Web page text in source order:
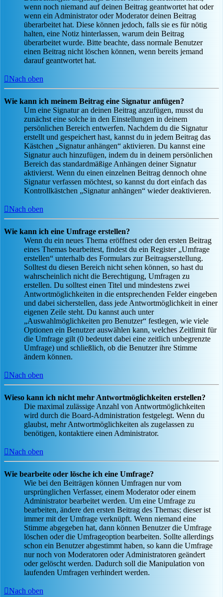
wenn noch niemand auf deinen Beitrag geantwortet hat oder
wenn ein Administrator oder Moderator deinen Beitrag
überarbeitet hat. Diese können jedoch, falls sie es für nötig
halten, eine Notiz hinterlassen, warum dein Beitrag
überarbeitet wurde. Bitte beachte, dass normale Benutzer
einen Beitrag nicht löschen können, wenn bereits jemand
darauf geantwortet hat.
Nach oben
Wie kann ich meinem Beitrag eine Signatur anfügen?
Um eine Signatur an deinen Beitrag anzufügen, musst du
zunächst eine solche in den Einstellungen in deinem
persönlichen Bereich entwerfen. Nachdem du die Signatur
erstellt und gespeichert hast, kannst du in jedem Beitrag das
Kästchen „Signatur anhängen“ aktivieren. Du kannst eine
Signatur auch hinzufügen, indem du in deinem persönlichen
Bereich das standardmäßige Anhängen deiner Signatur
aktivierst. Wenn du einen einzelnen Beitrag dennoch ohne
Signatur verfassen möchtest, so kannst du dort einfach das
Kontrollkästchen „Signatur anhängen“ wieder deaktivieren.
Nach oben
Wie kann ich eine Umfrage erstellen?
Wenn du ein neues Thema eröffnest oder den ersten Beitrag
eines Themas bearbeitest, findest du ein Register „Umfrage
erstellen“ unterhalb des Formulars zur Beitragserstellung.
Solltest du diesen Bereich nicht sehen können, so hast du
wahrscheinlich nicht die Berechtigung, Umfragen zu
erstellen. Du solltest einen Titel und mindestens zwei
Antwortmöglichkeiten in die entsprechenden Felder eingeben
und dabei sicherstellen, dass jede Antwortmöglichkeit in einer
eigenen Zeile steht. Du kannst auch unter
„Auswahlmöglichkeiten pro Benutzer“ festlegen, wie viele
Optionen ein Benutzer auswählen kann, welches Zeitlimit für
die Umfrage gilt (0 bedeutet dabei eine zeitlich unbegrenzte
Umfrage) und schließlich, ob die Benutzer ihre Stimme
ändern können.
Nach oben
Wieso kann ich nicht mehr Antwortmöglichkeiten erstellen?
Die maximal zulässige Anzahl von Antwortmöglichkeiten
wird durch die Board-Administration festgelegt. Wenn du
glaubst, mehr Antwortmöglichkeiten als zugelassen zu
benötigen, kontaktiere einen Administrator.
Nach oben
Wie bearbeite oder lösche ich eine Umfrage?
Wie bei den Beiträgen können Umfragen nur vom
ursprünglichen Verfasser, einem Moderator oder einem
Administrator bearbeitet werden. Um eine Umfrage zu
bearbeiten, ändere den ersten Beitrag des Themas; dieser ist
immer mit der Umfrage verknüpft. Wenn niemand eine
Stimme abgegeben hat, dann können Benutzer die Umfrage
löschen oder die Umfrageoption bearbeiten. Sollte allerdings
schon ein Benutzer abgestimmt haben, so kann die Umfrage
nur noch von Moderatoren oder Administratoren geändert
oder gelöscht werden. Dadurch soll die Manipulation von
laufenden Umfragen verhindert werden.
Nach oben